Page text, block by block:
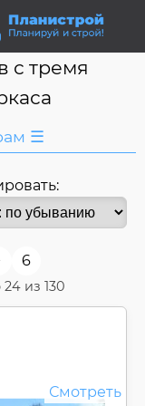
с тремя
☰
6
24 из 130
Смотреть